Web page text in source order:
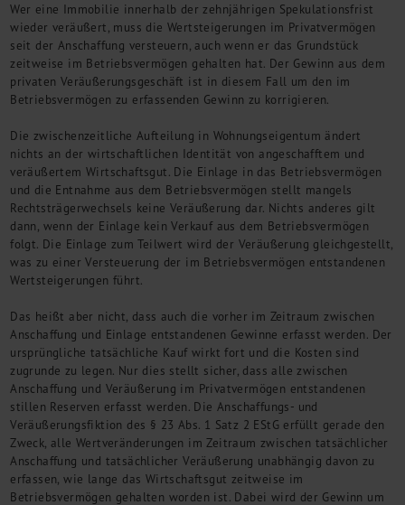
Rechtsberatung
M&A Deutschland/China
Unternehmensfinanzierung
Industrielle Dienstleistungen
Inbound Investments
Team
Events
Karriere
Kontakt
Wer eine Immobilie innerhalb der zehnjährigen Spekulationsfrist
wieder veräußert, muss die Wertsteigerungen im Privatvermögen
seit der Anschaffung versteuern, auch wenn er das Grundstück
zeitweise im Betriebsvermögen gehalten hat. Der Gewinn aus dem
privaten Veräußerungsgeschäft ist in diesem Fall um den im
Betriebsvermögen zu erfassenden Gewinn zu korrigieren.
Die zwischenzeitliche Aufteilung in Wohnungseigentum ändert
nichts an der wirtschaftlichen Identität von angeschafftem und
veräußertem Wirtschaftsgut. Die Einlage in das Betriebsvermögen
und die Entnahme aus dem Betriebsvermögen stellt mangels
Rechtsträgerwechsels keine Veräußerung dar. Nichts anderes gilt
dann, wenn der Einlage kein Verkauf aus dem Betriebsvermögen
folgt. Die Einlage zum Teilwert wird der Veräußerung gleichgestellt,
was zu einer Versteuerung der im Betriebsvermögen entstandenen
Wertsteigerungen führt.
Das heißt aber nicht, dass auch die vorher im Zeitraum zwischen
Anschaffung und Einlage entstandenen Gewinne erfasst werden. Der
ursprüngliche tatsächliche Kauf wirkt fort und die Kosten sind
zugrunde zu legen. Nur dies stellt sicher, dass alle zwischen
Anschaffung und Veräußerung im Privatvermögen entstandenen
stillen Reserven erfasst werden. Die Anschaffungs- und
Veräußerungsfiktion des § 23 Abs. 1 Satz 2 EStG erfüllt gerade den
Zweck, alle Wertveränderungen im Zeitraum zwischen tatsächlicher
Anschaffung und tatsächlicher Veräußerung unabhängig davon zu
erfassen, wie lange das Wirtschaftsgut zeitweise im
Betriebsvermögen gehalten worden ist. Dabei wird der Gewinn um